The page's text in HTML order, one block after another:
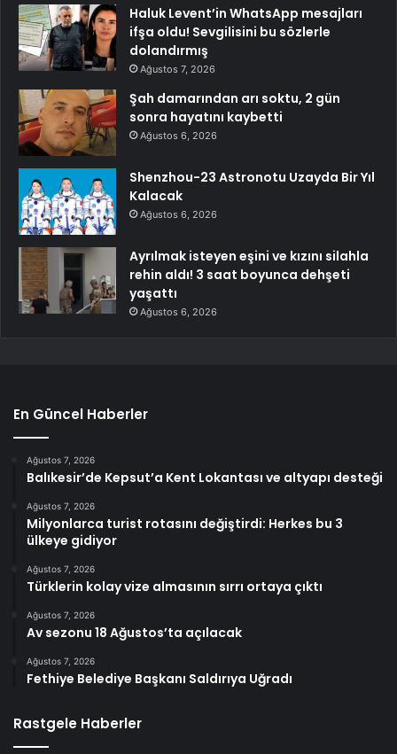
Haluk Levent’in WhatsApp mesajları
ifşa oldu! Sevgilisini bu sözlerle
dolandırmış
Ağustos 7, 2026
Şah damarından arı soktu, 2 gün
sonra hayatını kaybetti
Ağustos 6, 2026
Shenzhou-23 Astronotu Uzayda Bir Yıl
Kalacak
Ağustos 6, 2026
Ayrılmak isteyen eşini ve kızını silahla
rehin aldı! 3 saat boyunca dehşeti
yaşattı
Ağustos 6, 2026
En Güncel Haberler
Ağustos 7, 2026
Balıkesir’de Kepsut’a Kent Lokantası ve altyapı desteği
Ağustos 7, 2026
Milyonlarca turist rotasını değiştirdi: Herkes bu 3
ülkeye gidiyor
Ağustos 7, 2026
Türklerin kolay vize almasının sırrı ortaya çıktı
Ağustos 7, 2026
Av sezonu 18 Ağustos’ta açılacak
Ağustos 7, 2026
Fethiye Belediye Başkanı Saldırıya Uğradı
Rastgele Haberler